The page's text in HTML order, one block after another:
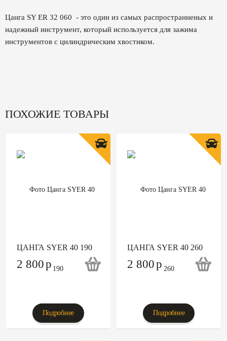
Цанга SY ER 32 060 - это один из самых распространненых и
надежный инструмент, который используется для зажима
инструментов с цилиндрическим хвостиком.
ПОХОЖИЕ ТОВАРЫ
ЦАНГА SYER 40 190
2 800p
Подробнее
ЦАНГА SYER 40 260
2 800p
Подробнее